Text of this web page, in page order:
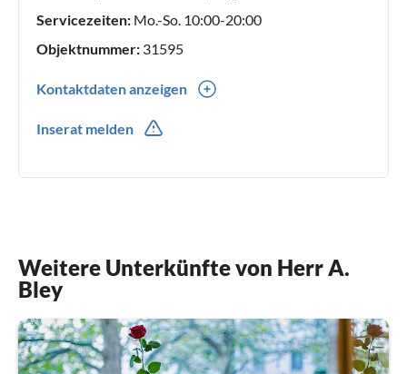
Servicezeiten: Mo.-So. 10:00-20:00
Objektnummer: 31595
Kontaktdaten anzeigen
Inserat melden
Weitere Unterkünfte von Herr A.
Bley